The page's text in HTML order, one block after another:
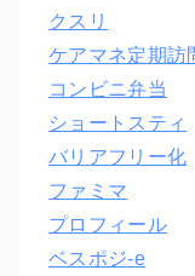
クスリ
ケアマネ定期訪
コンビニ弁当
ショートスティ
バリアフリー化
ファミマ
プロフィール
ベスポジ-e